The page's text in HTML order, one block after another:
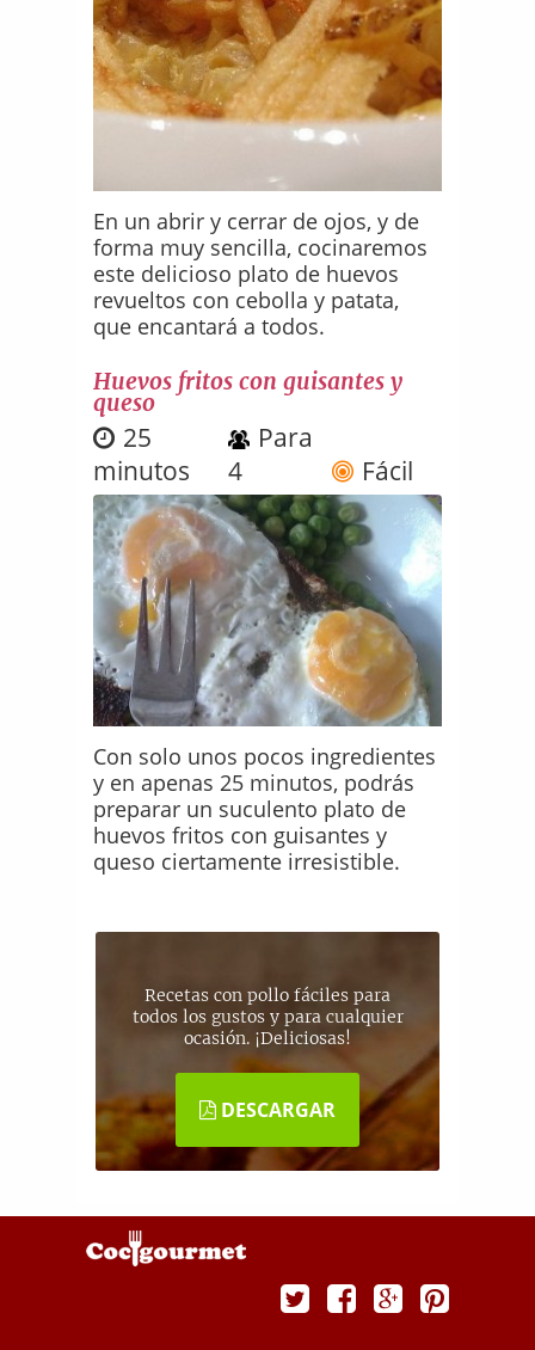
En un abrir y cerrar de ojos, y de
forma muy sencilla, cocinaremos
este delicioso plato de huevos
revueltos con cebolla y patata,
que encantará a todos.
Huevos fritos con guisantes y
queso
25
minutos
Para
4
Fácil
Con solo unos pocos ingredientes
y en apenas 25 minutos, podrás
preparar un suculento plato de
huevos fritos con guisantes y
queso ciertamente irresistible.
Recetas con pollo fáciles para
todos los gustos y para cualquier
ocasión. ¡Deliciosas!
DESCARGAR